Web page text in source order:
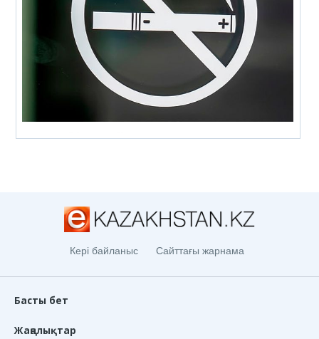
Кері байланыс Сайттағы жарнама
Басты бет
Жаңалықтар